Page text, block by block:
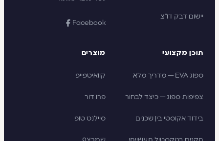
Facebook
יישום דבק דו"צ
מוצרים
קוואיטפייפ
פרו דור
סיילנט טופ
תוכן מקצועי
ספוג EVA — מדריך מלא
צפיפות ספוג — כיצד לבחור
בידוד אקוסטי בין שכנים